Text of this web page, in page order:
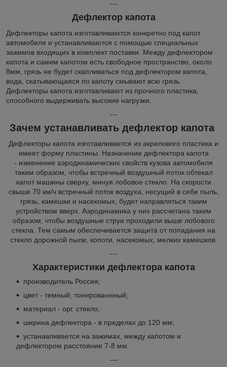
---
Дефлектор капота
Дефлекторы капота изготавливаются конкретно под капот
автомобиля и устанавливаются с помощью специальных
зажимов входящих в комплект поставки. Между дефлектором
капота и самим капотом есть свободное пространство, около
8мм, грязь не будет скапливаться под дефлектором капота,
вода, скатывающаяся по капоту смывают всю грязь.
Дефлекторы капота изготавливают из прочного пластика,
способного выдерживать высокие нагрузки.
---
Зачем устанавливать дефлектор капота
Дефлекторы капота изготавливается из акрилового пластика и
имеет форму пластины. Назначение дефлектора капота
- изменение аэродинамических свойств кузова автомобиля
таким образом, чтобы встречный воздушный поток обтекал
капот машины сверху, минуя лобовое стекло. На скорости
свыше 70 км/ч встречный поток воздуха, несущий в себе пыль,
грязь, камешки и насекомых, будет направляться таким
устройством вверх. Аэродинамика у них рассчитана таким
образом, чтобы воздушные струи проходили выше лобового
стекла. Тем самым обеспечивается защита от попадания на
стекло дорожной пыли, копоти, насекомых, мелких камешков.
---
Характеристики дефлектора капота
производитель Россия;
цвет - темный, тонированнный;
материал - орг. стекло;
ширина дефлектора - в пределах до 120 мм;
устанавливается на зажимах, между капотом и
дефлектором расстояние 7-8 мм.
---